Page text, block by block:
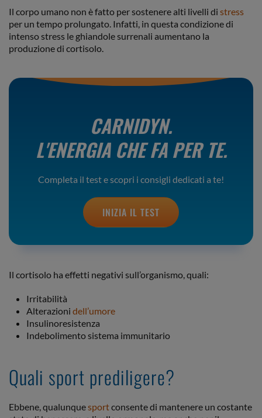
Il corpo umano non è fatto per sostenere alti livelli di stress
per un tempo prolungato. Infatti, in questa condizione di
intenso stress le ghiandole surrenali aumentano la
produzione di cortisolo.
CARNIDYN.
L'ENERGIA CHE FA PER TE.
Completa il test e scopri i consigli dedicati a te!
INIZIA IL TEST
Il cortisolo ha effetti negativi sull’organismo, quali:
Irritabilità
Alterazioni dell’umore
Insulinoresistenza
Indebolimento sistema immunitario
Quali sport prediligere?
Ebbene, qualunquesportconsente di mantenere un costante